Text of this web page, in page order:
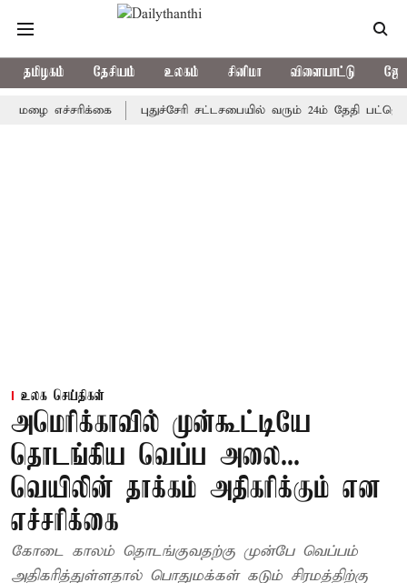
தமிழகம் தேசியம் உலகம் சினிமா விளையாட்டு
புதுச்சேரி சட்டசபையில் வரும் 24ம் தேதி பட்ஜெட்
உலக செய்திகள்
அமெரிக்காவில் முன்கூட்டியே
தொடங்கிய வெப்ப அலை...
வெயிலின் தாக்கம் அதிகரிக்கும் என
எச்சரிக்கை
கோடை காலம் தொடங்குவதற்கு முன்பே வெப்பம்
அதிகரித்துள்ளதால் பொதுமக்கள் கடும் சிரமத்திற்கு